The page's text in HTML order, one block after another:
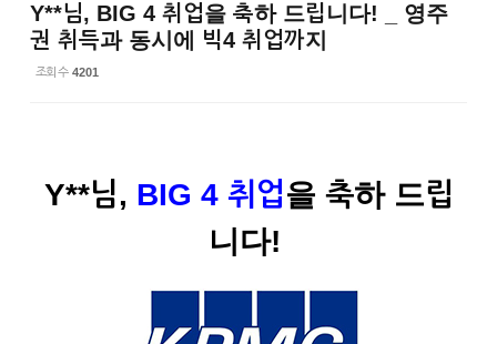
Y**님, BIG 4 취업을 축하 드립니다! _ 영주
권 취득과 동시에 빅4 취업까지
조회 수 4201
Y**님, BIG 4 취업을 축하 드립
니다!